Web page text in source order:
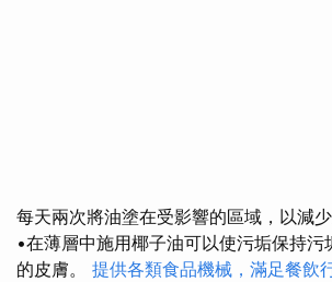
每天兩次將油塗在受影響的區域，以減
•在薄層中施用椰子油可以使污垢保持污
的皮膚。 提供各類食品機械，滿足餐飲